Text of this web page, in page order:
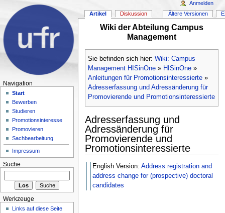
Wiki der Abteilung Campus
Management
Sie befinden sich hier: Wiki: Campus
Management HISinOne» HISinOne»
Anleitungen für Promotionsinteressierte»
Adresserfassung und Adressänderung für
Promovierende und Promotionsinteressierte
Adresserfassung und
Adressänderung für
Promovierende und
Promotionsinteressierte
English Version: Address registration and
address change for (prospective) doctoral
candidates
Artikel Diskussion Ältere Versionen
Anmelden
Navigation
Start
Bewerben
Studieren
Promotionsinteresse
Promovieren
Sachbearbeitung
Impressum
Suche
Werkzeuge
Links auf diese Seite